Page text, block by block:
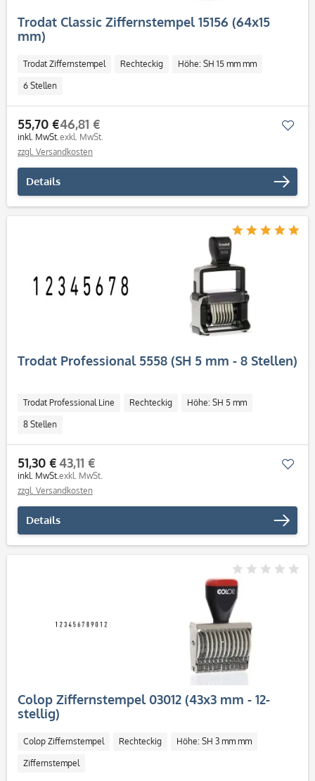
Trodat Classic Ziffernstempel 15156 (64x15
mm)
Trodat Ziffernstempel Rechteckig Höhe: SH 15 mm mm
6 Stellen
55,70 €
inkl. MwSt.
46,81 €
exkl. MwSt.
zzgl. Versandkosten
Details
Trodat Professional 5558 (SH 5 mm - 8 Stellen)
Trodat Professional Line Rechteckig Höhe: SH 5 mm
8 Stellen
51,30 €
inkl. MwSt.
43,11 €
exkl. MwSt.
zzgl. Versandkosten
Details
Colop Ziffernstempel 03012 (43x3 mm - 12-
stellig)
Colop Ziffernstempel Rechteckig Höhe: SH 3 mm mm
Ziffernstempel